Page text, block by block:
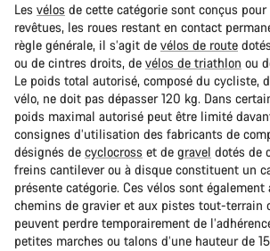
Les vélos de cette catégorie sont conçus
revêtues, les roues restant en contact
règle générale, il s’agit de vélos de route
ou de cintres droits, de vélos de triathlon ou
Le poids total autorisé, composé du cycliste,
vélo, ne doit pas dépasser 120 kg. Dans
poids maximal autorisé peut être limité
consignes d’utilisation des fabricants de
désignés de cyclocross et de gravel dotés de
freins cantilever ou à disque constituent un
présente catégorie. Ces vélos sont également
chemins de gravier et aux pistes tout-terrain
peuvent perdre temporairement de
petites marches ou talons d’une hauteur de